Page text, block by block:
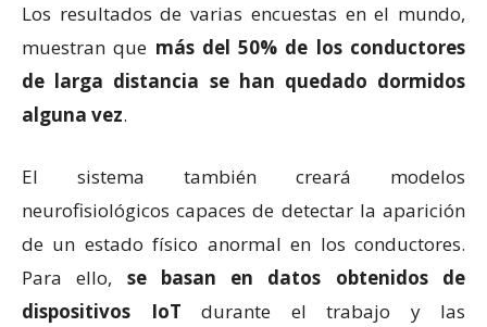
Los resultados de varias encuestas en el mundo,
muestran que más del 50% de los conductores
de larga distancia se han quedado dormidos
alguna vez.
El sistema también creará modelos
neurofisiológicos capaces de detectar la aparición
de un estado físico anormal en los conductores.
Para ello, se basan en datos obtenidos de
dispositivos IoT durante el trabajo y las